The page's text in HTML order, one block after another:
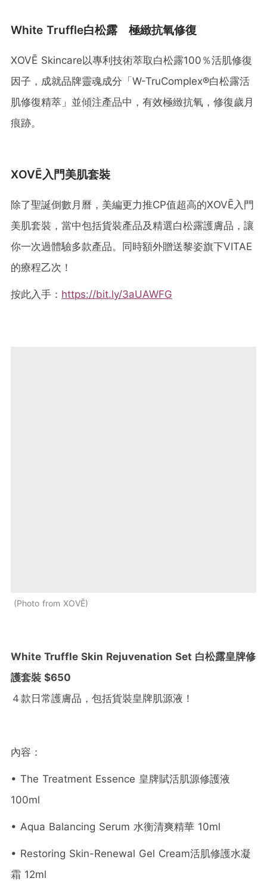
White Truffle白松露 極緻抗氧修復
XOVĒ Skincare以專利技術萃取白松露100％活肌修復
因子，成就品牌靈魂成分「W-TruComplex®白松露活
肌修復精萃」並傾注產品中，有效極緻抗氧，修復歲月
痕跡。
XOVĒ入門美肌套裝
除了聖誕倒數月曆，美編更力推CP值超高的XOVĒ入門
美肌套裝，當中包括貨裝產品及精選白松露護膚品，讓
你一次過體驗多款產品。同時額外贈送黎姿旗下VITAE
的療程乙次！
按此入手： https://bit.ly/3aUAWFG
Photo from XOVĒ
White Truffle Skin Rejuvenation Set 白松露皇牌修
護套裝 $650
４款日常護膚品，包括貨裝皇牌肌源液！
內容：
• The Treatment Essence 皇牌賦活肌源修護液
100ml
• Aqua Balancing Serum 水衡清爽精華 10ml
• Restoring Skin-Renewal Gel Cream活肌修護水凝
霜 12ml